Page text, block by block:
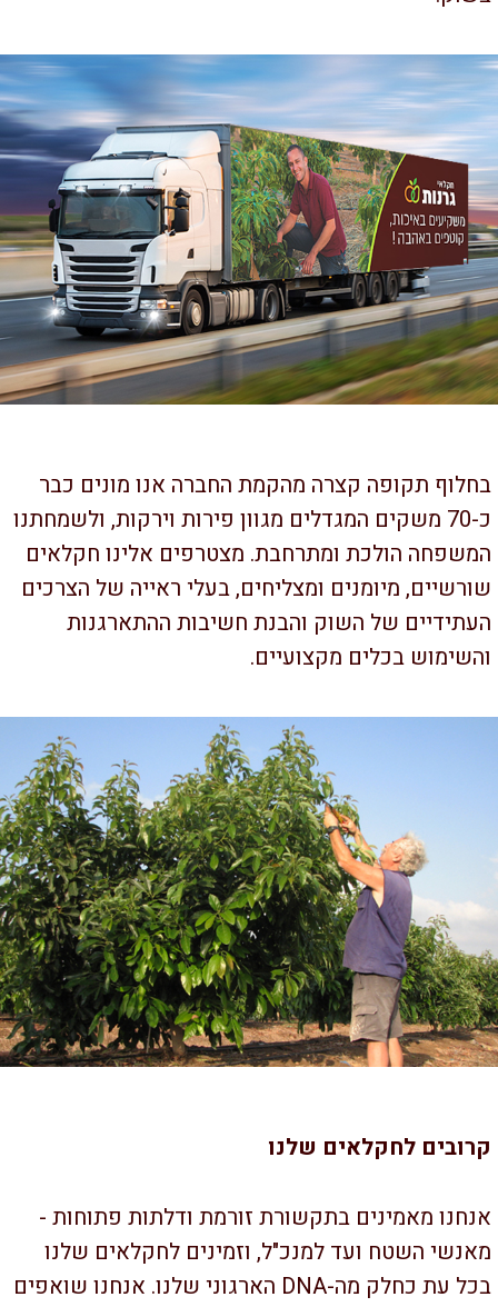
תקופה קצרה מהקמת החברה אנו מונים כבר
כ-70 משקים המגדלים מגוון פירות וירקות, ולשמחתנו
הולכת ומתרחבת. מצטרפים אלינו חקלאים
מיומנים ומצליחים, בעלי ראייה של הצרכים
של השוק והבנת חשיבות ההתארגנות
בכלים מקצועיים.
לחקלאים שלנו
מאמינים בתקשורת זורמת ודלתות פתוחות -
השטח ועד למנכ"ל, וזמינים לחקלאים שלנו
בכל עת כחלק מה-DNA הארגוני שלנו. אנחנו שואפים